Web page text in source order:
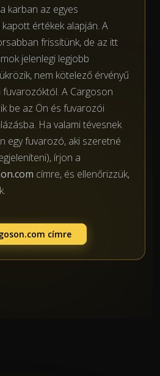
karban az egyes
értékek alapján. A
frissítünk, de az itt
jelenlegi legjobb
nem kötelező érvényű
A Cargoson
be az Ön és fuvarozói
Ha valami tévesnek
egy fuvarozó, aki szeretné
írjon a
címre, és ellenőrizzük,
címre